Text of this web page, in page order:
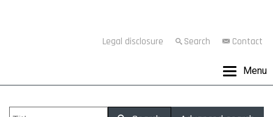
Legal disclosure Search Contact
Menu